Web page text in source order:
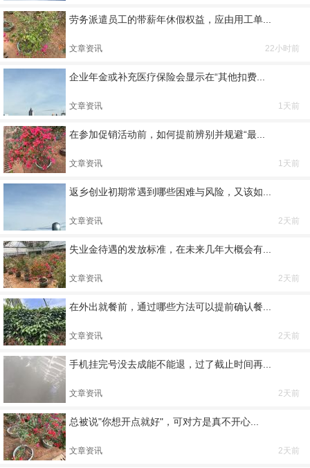
劳务派遣员工的带薪年休假权益，应由用工单...
文章资讯 22小时前
企业年金或补充医疗保险会显示在“其他扣费...
文章资讯 1天前
在参加促销活动前，如何提前辨别并规避“最...
文章资讯 1天前
返乡创业初期常遇到哪些困难与风险，又该如...
文章资讯 2天前
失业金待遇的发放标准，在未来几年大概会有...
文章资讯 2天前
在外出就餐前，通过哪些方法可以提前确认餐...
文章资讯 2天前
手机挂完号没去成能不能退，过了截止时间再...
文章资讯 2天前
总被说"你想开点就好"，可对方是真不开心...
文章资讯 2天前